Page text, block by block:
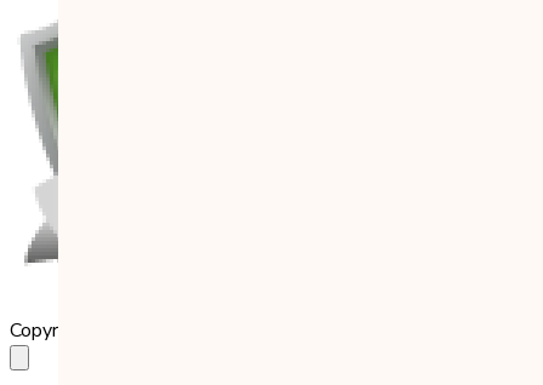
Copyright 2023 Babilala Class